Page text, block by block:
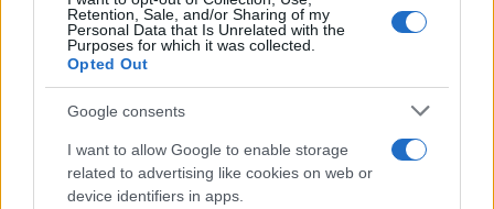
Retention, Sale, and/or Sharing of my
Personal Data that Is Unrelated with the
Purposes for which it was collected.
Opted Out
Google consents
I want to allow Google to enable storage
related to advertising like cookies on web or
device identifiers in apps.